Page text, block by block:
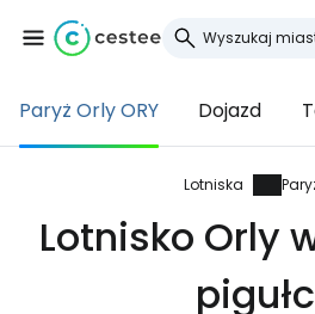
Paryż Orly ORY Dojazd
Lotniska
Lotnisko Orly
Zaloguj się
Cestee
... światowej społeczności